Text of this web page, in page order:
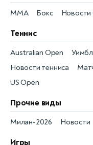
Новости
MMA Бокс
Теннис
Новости тенниса
Australian Open
US Open
Прочие виды
Новости
Милан-2026
Игры